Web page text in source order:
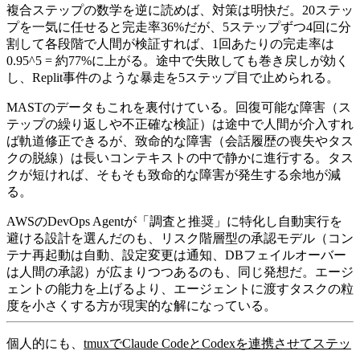
複合ステップの数学を逆に読めば、対策は明快だ。20ステッ
プを一気に任せると完走率36%だが、5ステップずつ4回に分
割して各段階で人間が検証すれば、1回あたりの完走率は
0.95^5 = 約77%に上がる。途中で失敗しても巻き戻しが効く
し、Replit事件のような暴走を5ステップ目で止められる。
MASTのデータもこれを裏付けている。回復可能な障害（ス
テップの繰り返しや不正確な検証）は途中で人間が介入すれ
ば軌道修正できるが、致命的な障害（会話履歴の喪失やタス
クの脱線）は長いコンテキストの中で静かに進行する。タス
クが短ければ、そもそも致命的な障害が発生する余地が減
る。
AWSのDevOps Agentが「調査と推奨」に特化し自動実行を
避ける設計を選んだのも、リスク階層型の承認モデル（コン
テナ再起動は自動、設定変更は通知、DBフェイルオーバー
は人間の承認）が広まりつつあるのも、同じ発想だ。エージ
ェントの能力を上げるより、エージェントに渡すタスクの粒
度を小さくする方が現実的な解になっている。
個人的にも、 tmuxでClaude CodeとCodexを連携させてステッ